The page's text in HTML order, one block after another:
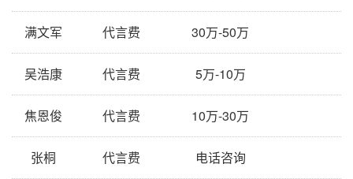
满文军 代言费 30万-50万
吴浩康 代言费 5万-10万
焦恩俊 代言费 10万-30万
张桐 代言费 电话咨询